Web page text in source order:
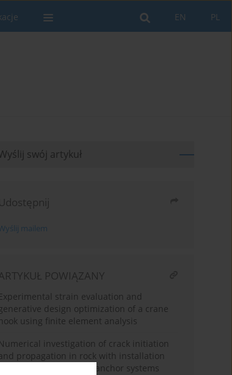
PL
EN
swój artykuł
Udostępnij
mailem
POWIĄZANY
Experimental strain evaluation and
design optimization of a crane
using finite element analysis
Numerical investigation of crack initiation
propagation in rock with installation
clearances in undercut anchor systems